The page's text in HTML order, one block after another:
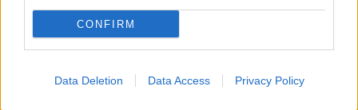
CONFIRM
Data Deletion Data Access Privacy Policy
Příbram modernizuje parkovací automaty.
Přibudou i tři nové poblíž Svaté Hory